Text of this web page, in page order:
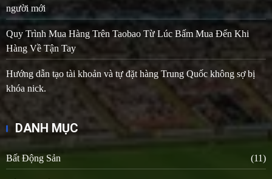
người mới
Quy Trình Mua Hàng Trên Taobao Từ Lúc Bấm Mua Đến Khi
Hàng Về Tận Tay
Hướng dẫn tạo tài khoản và tự đặt hàng Trung Quốc không sợ bị
khóa nick.
DANH MỤC
Bất Động Sản (11)